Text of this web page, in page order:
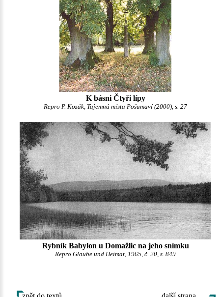
K básni Čtyři lípy
Repro P. Kozák, Tajemná místa Pošumaví (2000), s. 27
Rybník Babylon u Domažlic na jeho snímku
Repro Glaube und Heimat, 1965, č. 20, s. 849